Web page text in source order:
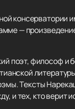
—
поэт, философ и
Тексты
и тех, кто верит